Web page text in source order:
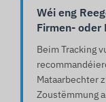
Wéi eng
Firmen- oder
Beim Tracking
Mataarbechter
Zoustëmmung